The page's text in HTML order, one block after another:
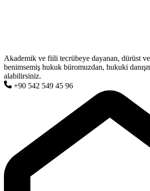
Akademik ve fiili tecrübeye dayanan, dürüst ve
benimsemiş hukuk büromuzdan, hukuki
alabilirsiniz.
+90 542 549 45 96